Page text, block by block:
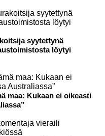
syytettynä
löytyi
maa: Kukaan ei oikeasti